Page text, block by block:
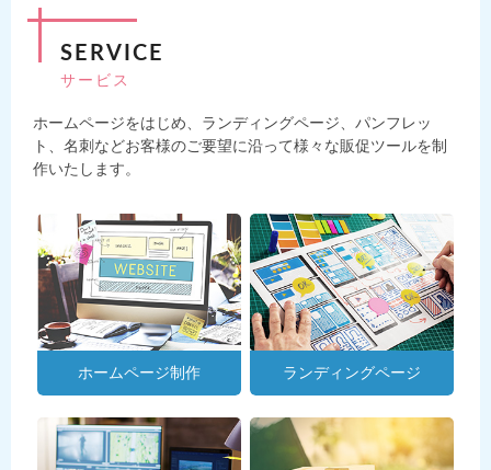
SERVICE
サービス
ホームページをはじめ、ランディングページ、パンフレッ
ト、名刺などお客様のご要望に沿って様々な販促ツールを制
作いたします。
ホームページ制作 ランディングページ